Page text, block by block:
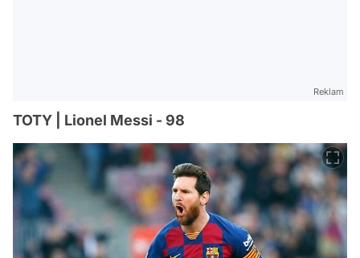
Reklam
TOTY | Lionel Messi - 98